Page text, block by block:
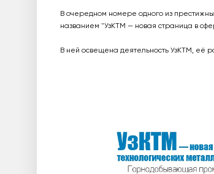
В очередном номере одного из
названием "УзКТМ — новая страница в
В ней освещена деятельность УзКТМ, её